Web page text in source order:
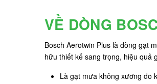
VỀ DÒNG
Bosch Aerotwin Plus là dòng gạt
hữu thiết kế sang trọng, hiệu quả
Là gạt mưa không xương do